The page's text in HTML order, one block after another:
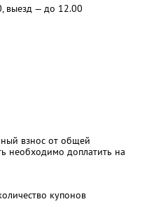
выезд — до 12.00
взнос от общей
необходимо доплатить на
купонов